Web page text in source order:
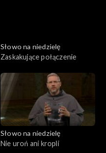
Słowo na niedzielę
Zaskakujące połączenie
Słowo na niedzielę
Nie uroń ani kropli